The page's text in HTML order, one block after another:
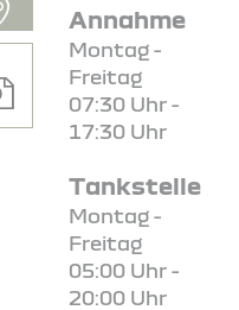
Annahme
Montag -
Freitag
07:30 Uhr -
17:30 Uhr
Tankstelle
Montag -
Freitag
05:00 Uhr -
20:00 Uhr